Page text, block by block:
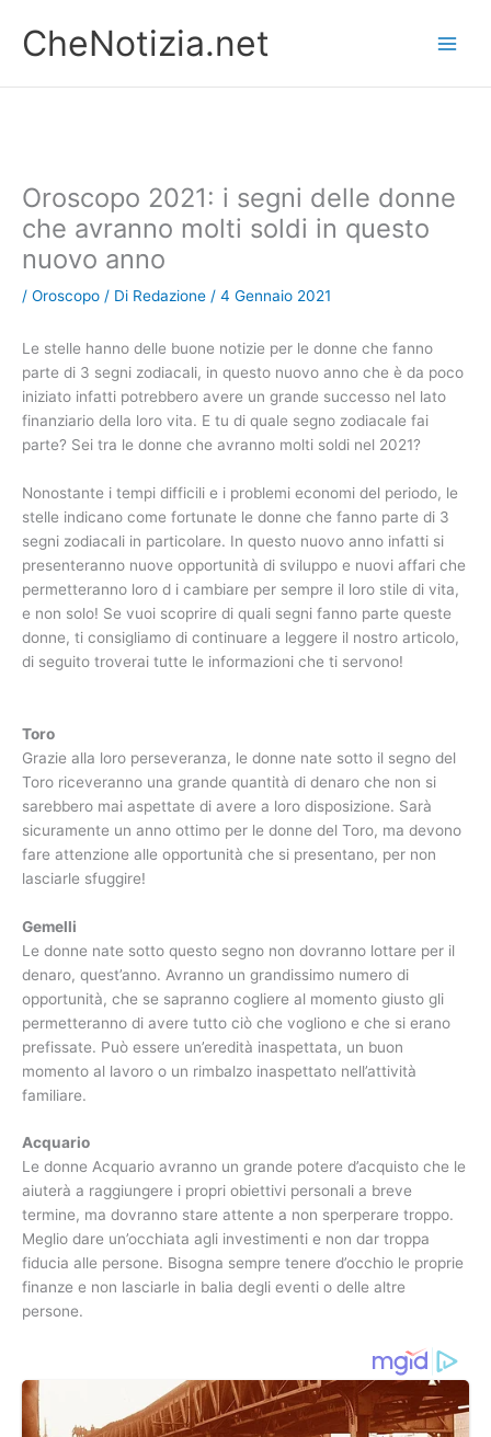
contenuto
CheNotizia.net
Oroscopo 2021: i segni delle donne
che avranno molti soldi in questo
nuovo anno
/ Oroscopo / Di Redazione / 4 Gennaio 2021
Le stelle hanno delle buone notizie per le donne che fanno
parte di 3 segni zodiacali, in questo nuovo anno che è da poco
iniziato infatti potrebbero avere un grande successo nel lato
finanziario della loro vita. E tu di quale segno zodiacale fai
parte? Sei tra le donne che avranno molti soldi nel 2021?
Nonostante i tempi difficili e i problemi economi del periodo, le
stelle indicano come fortunate le donne che fanno parte di 3
segni zodiacali in particolare. In questo nuovo anno infatti si
presenteranno nuove opportunità di sviluppo e nuovi affari che
permetteranno loro d i cambiare per sempre il loro stile di vita,
e non solo! Se vuoi scoprire di quali segni fanno parte queste
donne, ti consigliamo di continuare a leggere il nostro articolo,
di seguito troverai tutte le informazioni che ti servono!
Toro
Grazie alla loro perseveranza, le donne nate sotto il segno del
Toro riceveranno una grande quantità di denaro che non si
sarebbero mai aspettate di avere a loro disposizione. Sarà
sicuramente un anno ottimo per le donne del Toro, ma devono
fare attenzione alle opportunità che si presentano, per non
lasciarle sfuggire!
Gemelli
Le donne nate sotto questo segno non dovranno lottare per il
denaro, quest’anno. Avranno un grandissimo numero di
opportunità, che se sapranno cogliere al momento giusto gli
permetteranno di avere tutto ciò che vogliono e che si erano
prefissate. Può essere un’eredità inaspettata, un buon
momento al lavoro o un rimbalzo inaspettato nell’attività
familiare.
Acquario
Le donne Acquario avranno un grande potere d’acquisto che le
aiuterà a raggiungere i propri obiettivi personali a breve
termine, ma dovranno stare attente a non sperperare troppo.
Meglio dare un’occhiata agli investimenti e non dar troppa
fiducia alle persone. Bisogna sempre tenere d’occhio le proprie
finanze e non lasciarle in balia degli eventi o delle altre
persone.